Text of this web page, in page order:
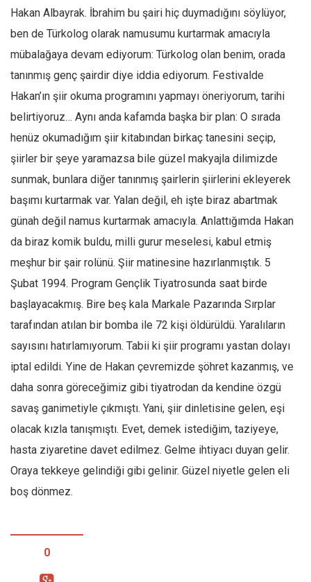
Hakan Albayrak. İbrahim bu şairi hiç duymadığını söylüyor,
ben de Türkolog olarak namusumu kurtarmak amacıyla
mübalağaya devam ediyorum: Türkolog olan benim, orada
tanınmış genç şairdir diye iddia ediyorum. Festivalde
Hakan’ın şiir okuma programını yapmayı öneriyorum, tarihi
belirtiyoruz… Aynı anda kafamda başka bir plan: O sırada
henüz okumadığım şiir kitabından birkaç tanesini seçip,
şiirler bir şeye yaramazsa bile güzel makyajla dilimizde
sunmak, bunlara diğer tanınmış şairlerin şiirlerini ekleyerek
başımı kurtarmak var. Yalan değil, eh işte biraz abartmak
günah değil namus kurtarmak amacıyla. Anlattığımda Hakan
da biraz komik buldu, milli gurur meselesi, kabul etmiş
meşhur bir şair rolünü. Şiir matinesine hazırlanmıştık. 5
Şubat 1994. Program Gençlik Tiyatrosunda saat birde
başlayacakmış. Bire beş kala Markale Pazarında Sırplar
tarafından atılan bir bomba ile 72 kişi öldürüldü. Yaralıların
sayısını hatırlamıyorum. Tabii ki şiir programı yastan dolayı
iptal edildi. Yine de Hakan çevremizde şöhret kazanmış, ve
daha sonra göreceğimiz gibi tiyatrodan da kendine özgü
savaş ganimetiyle çıkmıştı. Yani, şiir dinletisine gelen, eşi
olacak kızla tanışmıştı. Evet, demek istediğim, taziyeye,
hasta ziyaretine davet edilmez. Gelme ihtiyacı duyan gelir.
Oraya tekkeye gelindiği gibi gelinir. Güzel niyetle gelen eli
boş dönmez.
0